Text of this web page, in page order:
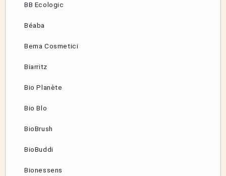
BB Ecologic
Béaba
Bema Cosmetici
Biarritz
Bio Planète
Bio Blo
BioBrush
BioBuddi
Bionessens